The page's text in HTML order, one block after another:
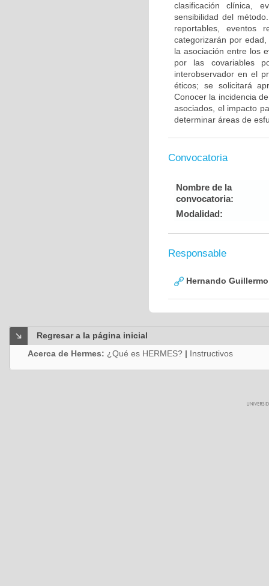
clasificación clínica,
sensibilidad del
reportables, eventos
categorizarán por
la asociación entre los
por las covariables
interobservador en el
éticos; se solicitará
Conocer la incidencia
asociados, el impacto
determinar áreas de
Convocatoria
Nombre de la
convocatoria:
Modalidad:
Responsable
Hernando
Regresar a la página inicial
Acerca de Hermes: ¿Qué es HERMES? | Instructivos